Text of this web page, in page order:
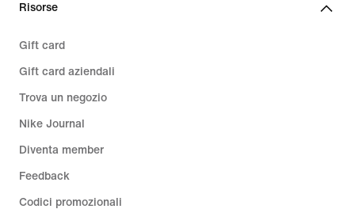
Risorse
Gift card
Gift card aziendali
Trova un negozio
Nike Journal
Diventa member
Feedback
Codici promozionali